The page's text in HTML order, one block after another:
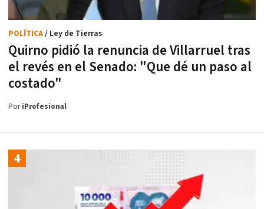
Quirno pidió la renuncia de Villarruel tras
el revés en el Senado: "Que dé un paso al
costado"
POLÍTICA/ Ley de Tierras
PoriProfesional